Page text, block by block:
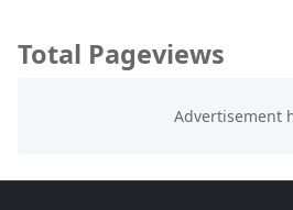
Total Pageviews